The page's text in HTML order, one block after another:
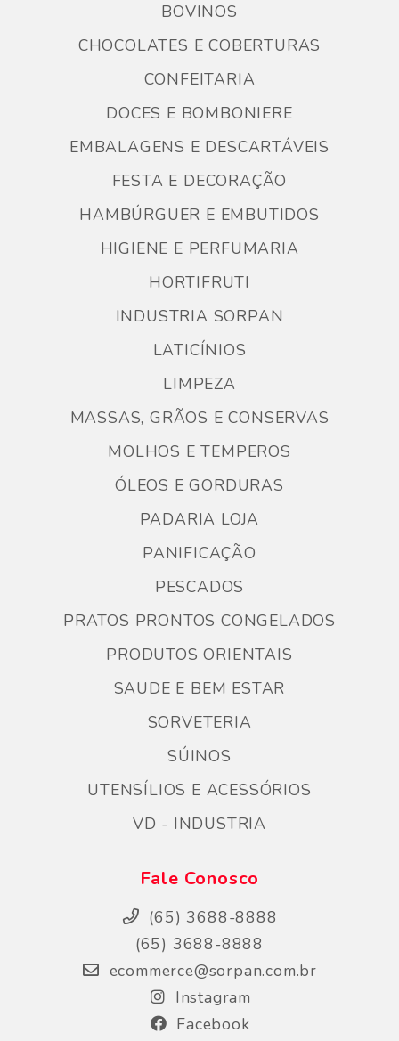
BOVINOS
CHOCOLATES E COBERTURAS
CONFEITARIA
DOCES E BOMBONIERE
EMBALAGENS E DESCARTÁVEIS
FESTA E DECORAÇÃO
HAMBÚRGUER E EMBUTIDOS
HIGIENE E PERFUMARIA
HORTIFRUTI
INDUSTRIA SORPAN
LATICÍNIOS
LIMPEZA
MASSAS, GRÃOS E CONSERVAS
MOLHOS E TEMPEROS
ÓLEOS E GORDURAS
PADARIA LOJA
PANIFICAÇÃO
PESCADOS
PRATOS PRONTOS CONGELADOS
PRODUTOS ORIENTAIS
SAUDE E BEM ESTAR
SORVETERIA
SÚINOS
UTENSÍLIOS E ACESSÓRIOS
VD - INDUSTRIA
Fale Conosco
(65) 3688-8888
(65) 3688-8888
ecommerce@sorpan.com.br
Instagram
Facebook